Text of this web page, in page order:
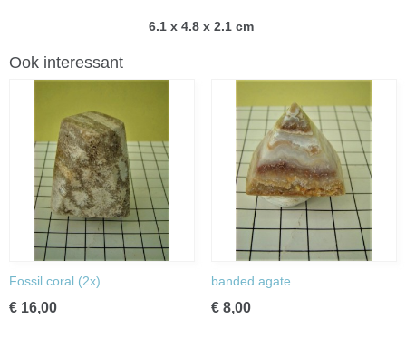
6.1 x 4.8 x 2.1 cm
Ook interessant
Fossil coral (2x)
€ 16,00
banded agate
€ 8,00